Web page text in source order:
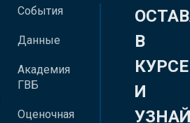
События
Данные
Академия
ГВБ
Оценочная
В
КУРСЕ
И